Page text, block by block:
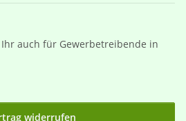
auch für Gewerbetreibende in
widerrufen